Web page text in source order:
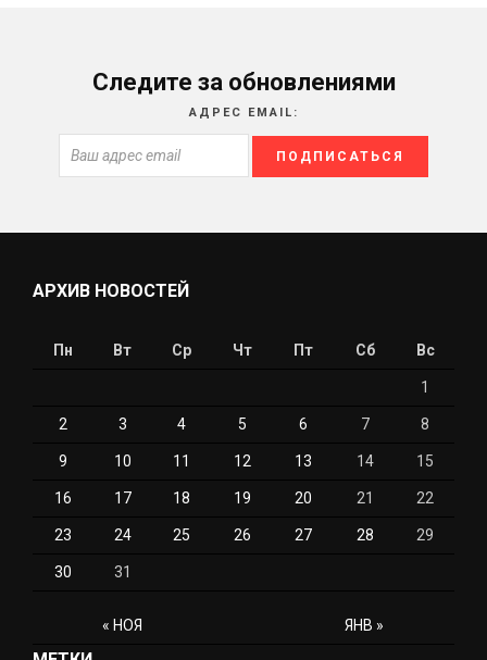
Следите за обновлениями
АДРЕС EMAIL:
АРХИВ НОВОСТЕЙ
Пн Вт Ср Чт Пт Сб Вс
« НОЯ ЯНВ »
1
2 3 4 5 6 7 8
9 10 11 12 13 14 15
16 17 18 19 20 21 22
23 24 25 26 27 28 29
30 31